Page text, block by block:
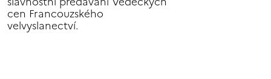
cen Francouzského
velvyslanectví.